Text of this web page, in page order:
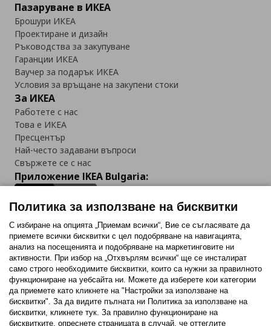
Пазаруване в ИКЕА
Брошури ИКЕА
Проектиране и дизайн
Ръководства за закупуване
Гаранции ИКЕА
Ваучер за подарък ИКЕА
Условия за връщане на закупени стоки
За ИКЕА
Работете с нас
Това е ИКЕА
Пресцентър
Най-често задавани въпроси
Свържете се с нас
Приложение IKEA Bulgaria:
Последвайте ни:
FacebookTwitterYoutubePinterestInstagram
Политика за използване на бисквитки
С избиране на опцията „Приемам всички“, Вие се съгласявате да
приемете всички бисквитки с цел подобряване на навигацията,
анализ на посещенията и подобряване на маркетинговите ни
активности. При избор на „Отхвърлям всички“ ще се инсталират
само строго необходимитe бисквитки, които са нужни за правилното
функциониране на уебсайта ни. Можете да изберете кои категории
да приемете като кликнете на "Настройки за използване на
бисквитки". За да видите пълната ни Политика за използване на
бисквитки, кликнете тук. За правилно функциониране на
бисквитките, опреснете страницата в случай, че оттеглите